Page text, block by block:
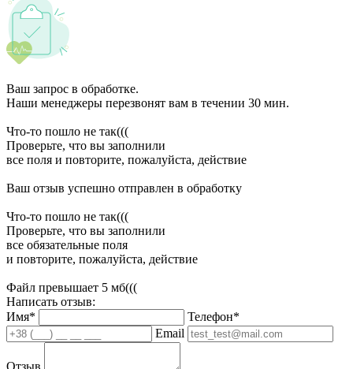
Ваш запрос в обработке.
Наши менеджеры перезвонят вам в течении 30 мин.
Что-то пошло не так(((
Проверьте, что вы заполнили
все поля и повторите, пожалуйста, действие
Ваш отзыв успешно отправлен в обработку
Что-то пошло не так(((
Проверьте, что вы заполнили
все обязательные поля
и повторите, пожалуйста, действие
Файл превышает 5 мб(((
Написать отзыв:
Имя*
Телефон*
Email
Отзыв